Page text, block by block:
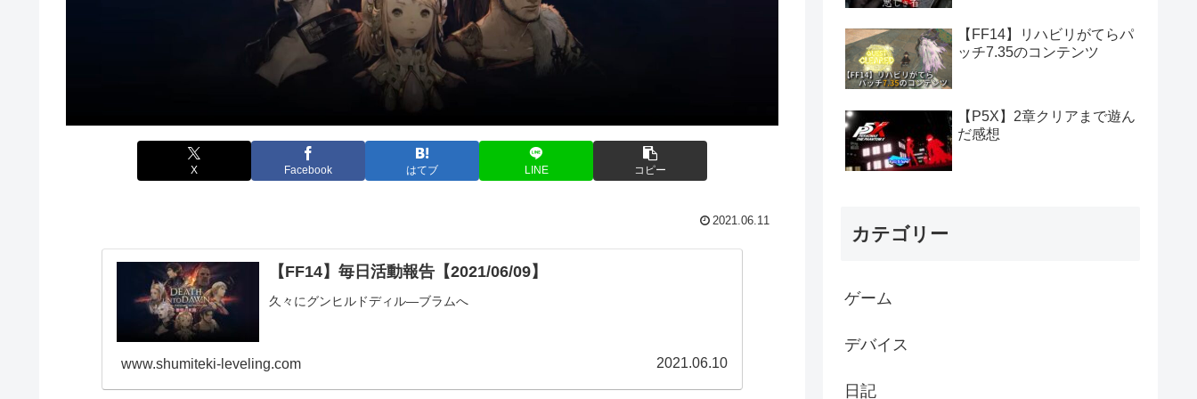
X Facebook はてブ LINE コピー
2021.06.11
【FF14】毎日活動報告【2021/06/09】
久々にグンヒルドディル―ブラムへ
www.shumiteki-leveling.com 2021.06.10
【FF14】リハビリがてらパ
ッチ7.35のコンテンツ
【P5X】2章クリアまで遊ん
だ感想
カテゴリー
ゲーム
デバイス
日記